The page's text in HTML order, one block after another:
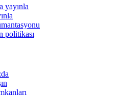
yayınla
politikası